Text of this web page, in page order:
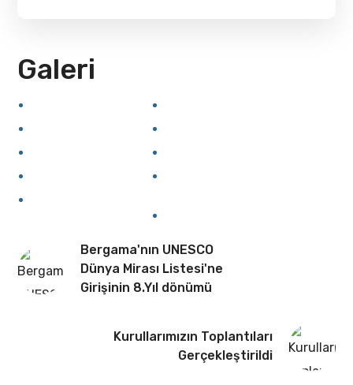
Galeri
Bergama'nın UNESCO
Dünya Mirası Listesi'ne
Girişinin 8.Yıl dönümü
Kurullarımızın Toplantıları
Gerçekleştirildi